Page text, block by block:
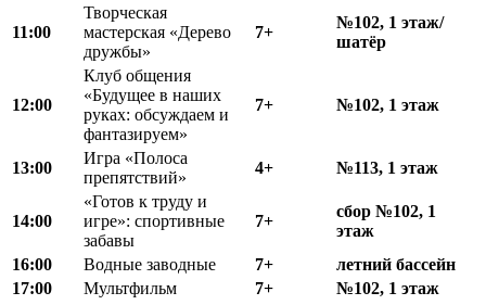
11:00
Творческая
мастерская «Дерево
дружбы»
7+
№102, 1 этаж/
шатёр
12:00
Клуб общения
«Будущее в наших
руках: обсуждаем и
фантазируем»
7+ №102, 1 этаж
13:00
Игра «Полоса
препятствий»
4+ №113, 1 этаж
14:00
«Готов к труду и
игре»: спортивные
забавы
7+
сбор №102, 1
этаж
16:00
Водные заводные 7+
летний бассейн
17:00
Мультфильм 7+ №102, 1 этаж